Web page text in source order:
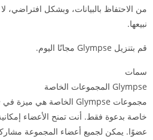
من الاحتفاظ بالبيانات، وبشكل افتراضي، لا
نبيعها.
قم بتنزيل Glympse مجانًا اليوم.
سمات
Glympse المجموعات الخاصة
خاصة بدعوة فقط. أنت تمنح الأعضاء
عضوًا. يمكن لجميع أعضاء المجموعة